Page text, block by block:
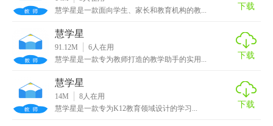
2. 学习报告：定期生成学习进度报告，帮助学生及家长了解
3. 家长监控：家长可查看孩子的学习记录，了解学习情况，
参与孩子的学习规划。
4. 教师管理：为教师提供班级管理、成绩管理、通知发布等
教学管理工具。
慧学星是一款面向学生、家长和教育机构的教...
下载
慧学星
91.12M 6人在用
慧学星是一款专为教师打造的教学助手的实用...
下载
慧学星
14M 8人在用
慧学星是一款专为K12教育领域设计的学习...
下载